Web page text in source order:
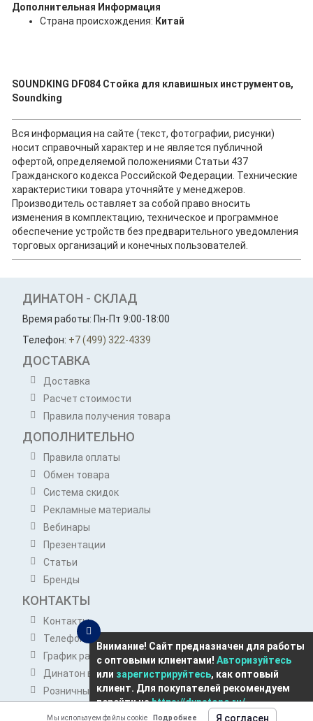
Дополнительная Информация
Страна происхождения: Китай
SOUNDKING DF084 Стойка для клавишных инструментов,
Soundking
Вся информация на сайте (текст, фотографии, рисунки)
носит справочный характер и не является публичной
офертой, определяемой положениями Статьи 437
Гражданского кодекса Российской Федерации. Технические
характеристики товара уточняйте у менеджеров.
Производитель оставляет за собой право вносить
изменения в комплектацию, техническое и программное
обеспечение устройств без предварительного уведомления
торговых организаций и конечных пользователей.
ДИНАТОН - СКЛАД
Время работы: Пн-Пт 9:00-18:00
Телефон: +7 (499) 322-4339
ДОСТАВКА
Доставка
Расчет стоимости
Правила получения товара
ДОПОЛНИТЕЛЬНО
Правила оплаты
Обмен товара
Система скидок
Рекламные материалы
Вебинары
Презентации
Статьи
Бренды
КОНТАКТЫ
Контакты
Телефоны отдела продаж
График работы отдела продаж
Динатон в Telegram
Розничным покупателям
opt@dynatone.ru
Внимание! Сайт предназначен для работы
с оптовыми клиентами! Авторизуйтесь
или зарегистрируйтесь, как оптовый
клиент. Для покупателей рекомендуем
перейти наhttps://dynatone.ru/
Мы используем файлы cookie Подробнее Я согласен